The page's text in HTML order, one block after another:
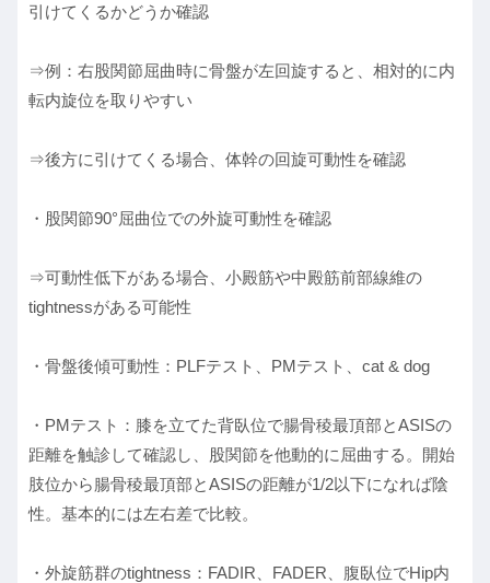
引けてくるかどうか確認
⇒例：右股関節屈曲時に骨盤が左回旋すると、相対的に内
転内旋位を取りやすい
⇒後方に引けてくる場合、体幹の回旋可動性を確認
・股関節90°屈曲位での外旋可動性を確認
⇒可動性低下がある場合、小殿筋や中殿筋前部線維の
tightnessがある可能性
・骨盤後傾可動性：PLFテスト、PMテスト、cat & dog
・PMテスト：膝を立てた背臥位で腸骨稜最頂部とASISの
距離を触診して確認し、股関節を他動的に屈曲する。開始
肢位から腸骨稜最頂部とASISの距離が1/2以下になれば陰
性。基本的には左右差で比較。
・外旋筋群のtightness：FADIR、FADER、腹臥位でHip内